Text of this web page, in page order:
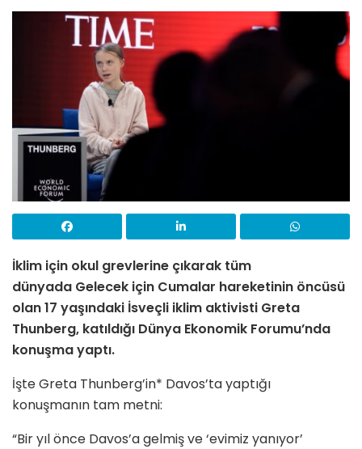
İklim için okul grevlerine çıkarak tüm
dünyada Gelecek için Cumalar hareketinin öncüsü
olan 17 yaşındaki İsveçli iklim aktivisti Greta
Thunberg, katıldığı Dünya Ekonomik Forumu’nda
konuşma yaptı.
İşte Greta Thunberg’in* Davos’ta yaptığı
konuşmanın tam metni:
“Bir yıl önce Davos’a gelmiş ve ‘evimiz yanıyor’